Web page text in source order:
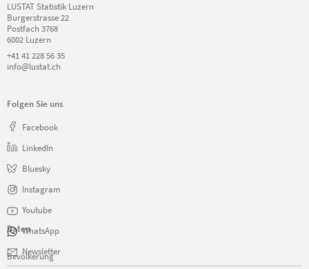
LUSTAT Statistik Luzern
Burgerstrasse 22
Postfach 3768
6002 Luzern
+41 41 228 56 35
info@lustat.ch
Folgen Sie uns
Facebook
LinkedIn
Bluesky
Instagram
Youtube
WhatsApp
Newsletter
Daten
Navigation
überspringen
Bevölkerung